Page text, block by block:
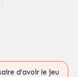
d’avoir le jeu